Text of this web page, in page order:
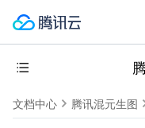
文档中心 腾讯混元生图